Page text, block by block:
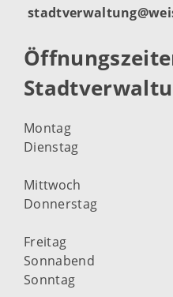
Montag
Dienstag
Mittwoch
Donnerstag
Freitag
Sonnabend
Sonntag